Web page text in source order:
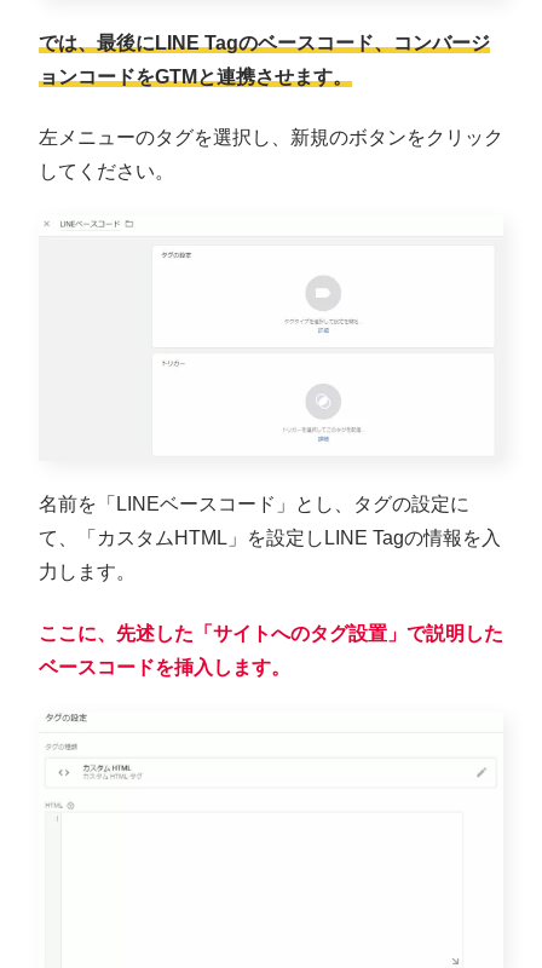
では、最後にLINE Tagのベースコード、コンバージ
ョンコードをGTMと連携させます。
左メニューのタグを選択し、新規のボタンをクリック
してください。
名前を「LINEベースコード」とし、タグの設定に
て、「カスタムHTML」を設定しLINE Tagの情報を入
力します。
ここに、先述した「サイトへのタグ設置」で説明した
ベースコードを挿入します。